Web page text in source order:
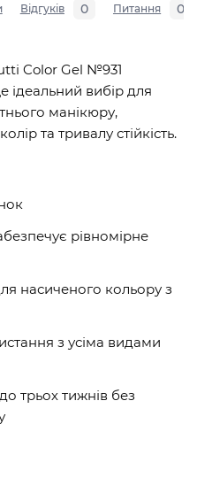
Відгуків 0 Питання 0
Color Gel №931
ідеальний вибір для
манікюру,
та тривалу стійкість.
рівномірне
насиченого кольору з
з усіма видами
трьох тижнів без